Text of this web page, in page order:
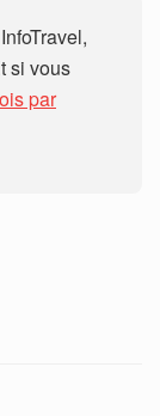
si vous
par